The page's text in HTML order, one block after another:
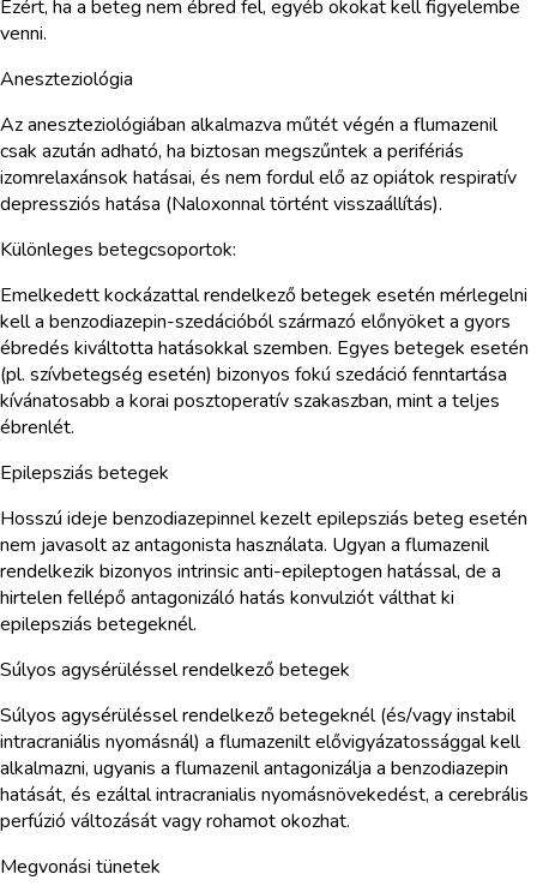
Ezért, ha a beteg nem ébred fel, egyéb okokat kell figyelembe
venni.
Aneszteziológia
Az aneszteziológiában alkalmazva műtét végén a flumazenil
csak azután adható, ha biztosan megszűntek a perifériás
izomrelaxánsok hatásai, és nem fordul elő az opiátok respiratív
depressziós hatása (Naloxonnal történt visszaállítás).
Különleges betegcsoportok:
Emelkedett kockázattal rendelkező betegek esetén mérlegelni
kell a benzodiazepin-szedációból származó előnyöket a gyors
ébredés kiváltotta hatásokkal szemben. Egyes betegek esetén
(pl. szívbetegség esetén) bizonyos fokú szedáció fenntartása
kívánatosabb a korai posztoperatív szakaszban, mint a teljes
ébrenlét.
Epilepsziás betegek
Hosszú ideje benzodiazepinnel kezelt epilepsziás beteg esetén
nem javasolt az antagonista használata. Ugyan a flumazenil
rendelkezik bizonyos intrinsic anti-epileptogen hatással, de a
hirtelen fellépő antagonizáló hatás konvulziót válthat ki
epilepsziás betegeknél.
Súlyos agysérüléssel rendelkező betegek
Súlyos agysérüléssel rendelkező betegeknél (és/vagy instabil
intracraniális nyomásnál) a flumazenilt elővigyázatossággal kell
alkalmazni, ugyanis a flumazenil antagonizálja a benzodiazepin
hatását, és ezáltal intracranialis nyomásnövekedést, a cerebrális
perfúzió változását vagy rohamot okozhat.
Megvonási tünetek